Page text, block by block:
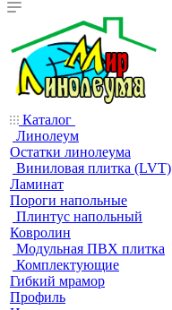
Каталог
Линолеум
Остатки линолеума
Виниловая плитка (LVT)
Ламинат
Пороги напольные
Плинтус напольный
Ковролин
Модульная ПВХ плитка
Комплектующие
Гибкий мрамор
Профиль